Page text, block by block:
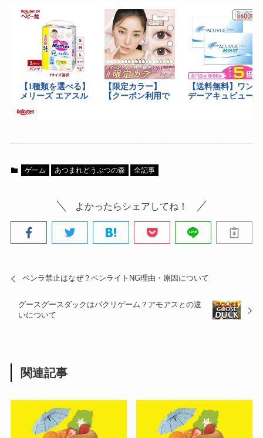
ゲーム あつまれどうぶつの森 全記事
よかったらシェアしてね！
ペンラ禁止はなぜ？ペンライトNG理由・原因について
グースグースダックはパクリゲーム？アモアスとの違
いについて
関連記事